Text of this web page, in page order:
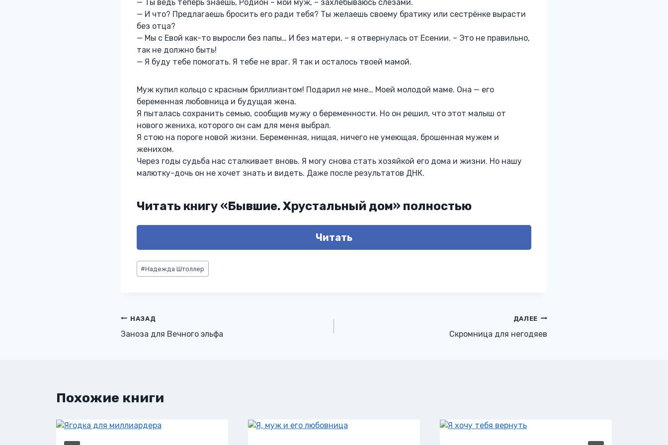
— Ты ведь теперь знаешь, Родион – мой муж, – захлёбываюсь слезами.
— И что? Предлагаешь бросить его ради тебя? Ты желаешь своему братику или сестрёнке вырасти
без отца?
— Мы с Евой как-то выросли без папы… И без матери, – я отвернулась от Есении. – Это не правильно,
так не должно быть!
— Я буду тебе помогать. Я тебе не враг. Я так и осталось твоей мамой.
Муж купил кольцо с красным бриллиантом! Подарил не мне… Моей молодой маме. Она — его
беременная любовница и будущая жена.
Я пыталась сохранить семью, сообщив мужу о беременности. Но он решил, что этот малыш от
нового жениха, которого он сам для меня выбрал.
Я стою на пороге новой жизни. Беременная, нищая, ничего не умеющая, брошенная мужем и
женихом.
Через годы судьба нас сталкивает вновь. Я могу снова стать хозяйкой его дома и жизни. Но нашу
малютку-дочь он не хочет знать и видеть. Даже после результатов ДНК.
Читать книгу «Бывшие. Хрустальный дом» полностью
Читать
Метки
записи:
#Надежда Штоллер
Навигация
по
НАЗАД
Заноза для Вечного эльфа
ДАЛЕЕ
Скромница для негодяев
Похожие книги